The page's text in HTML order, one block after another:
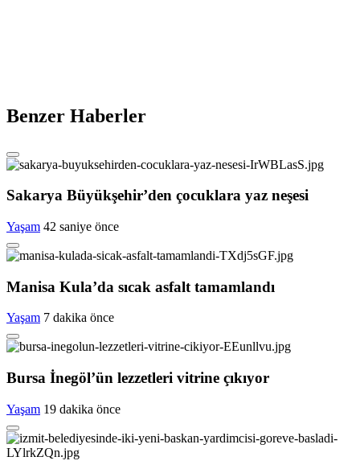
Benzer Haberler
Sakarya Büyükşehir’den çocuklara yaz neşesi
Yaşam 42 saniye önce
Manisa Kula’da sıcak asfalt tamamlandı
Yaşam 7 dakika önce
Bursa İnegöl’ün lezzetleri vitrine çıkıyor
Yaşam 19 dakika önce